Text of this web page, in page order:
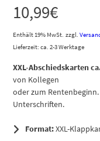
10,99€
Enthält 19% MwSt. zzgl.
Lieferzeit: ca. 2-3 Werktage
XXL-Abschiedskarten
von Kollegen
oder zum
Unterschriften.
Format:XXL-